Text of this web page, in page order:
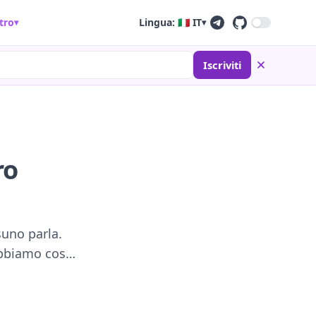
▾ Lingua: 🇮🇹 IT▾
Iscriviti
parla.
cos…